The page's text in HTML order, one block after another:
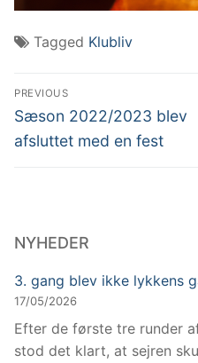
Tagged Klubliv
PREVIOUS
Sæson 2022/2023 blev
afsluttet med en fest
NYHEDER
3. gang blev ikke lykkens
17/05/2026
Efter de første tre runder
stod det klart, at sejren